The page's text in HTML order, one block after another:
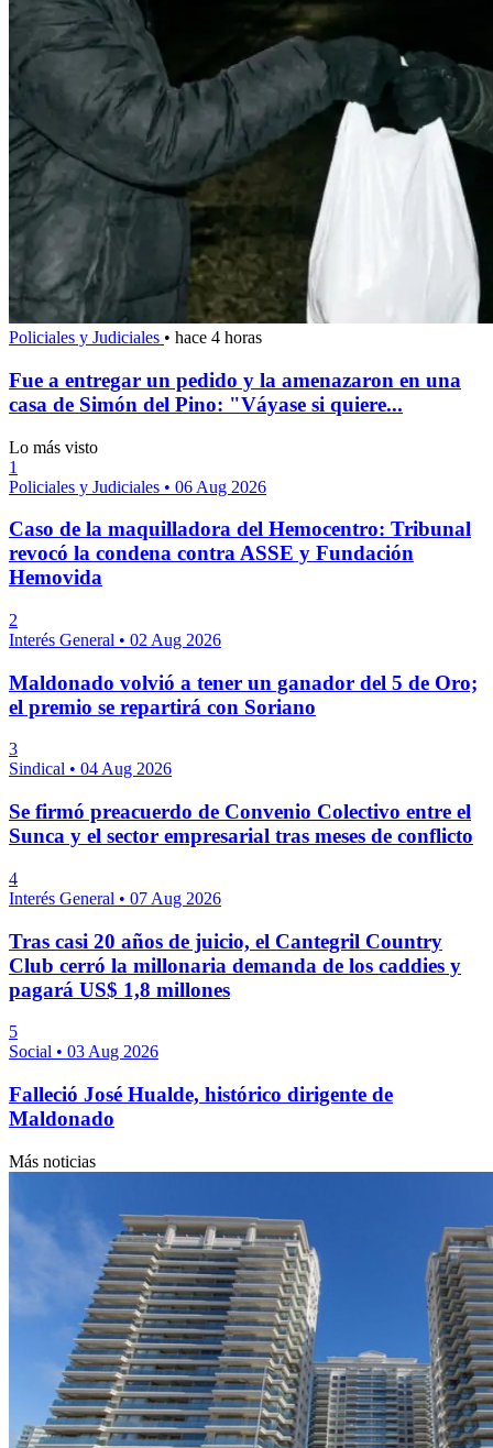
Policiales y Judiciales • hace 4 horas
Fue a entregar un pedido y la amenazaron en una
casa de Simón del Pino: "Váyase si quiere...
Lo más visto
1
Policiales y Judiciales • 06 Aug 2026
Caso de la maquilladora del Hemocentro: Tribunal
revocó la condena contra ASSE y Fundación
Hemovida
2
Interés General • 02 Aug 2026
Maldonado volvió a tener un ganador del 5 de Oro;
el premio se repartirá con Soriano
3
Sindical • 04 Aug 2026
Se firmó preacuerdo de Convenio Colectivo entre el
Sunca y el sector empresarial tras meses de conflicto
4
Interés General • 07 Aug 2026
Tras casi 20 años de juicio, el Cantegril Country
Club cerró la millonaria demanda de los caddies y
pagará US$ 1,8 millones
5
Social • 03 Aug 2026
Falleció José Hualde, histórico dirigente de
Maldonado
Más noticias